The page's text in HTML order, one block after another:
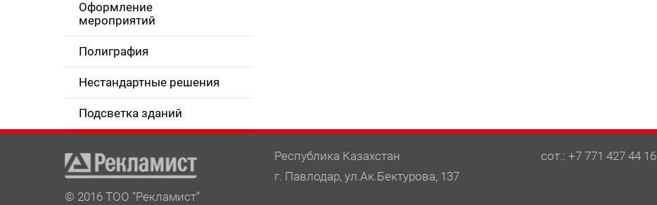
Оформление
мероприятий
Полиграфия
Нестандартные решения
Подсветка зданий
Республика Казахстан
г. Павлодар, ул.Ак.Бектурова, 137
сот.: +7 771 427 44 16
© 2016 ТОО “Рекламист”